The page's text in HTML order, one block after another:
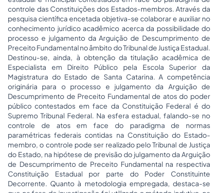
controle das Constituições dos Estados-membros. Através da
pesquisa científica encetada objetiva-se colaborar e auxiliar no
conhecimento jurídico acadêmico acerca da possibilidade do
processo e julgamento da Arguição de Descumprimento de
Preceito Fundamental no âmbito do Tribunal de Justiça Estadual.
Destinou-se, ainda, à obtenção da titulação acadêmica de
Especialista em Direito Público pela Escola Superior da
Magistratura do Estado de Santa Catarina. A competência
originária para o processo e julgamento da Arguição de
Descumprimento de Preceito Fundamental de atos do poder
público contestados em face da Constituição Federal é do
Supremo Tribunal Federal. Na esfera estadual, falando-se no
controle de atos em face do paradigma de normas
paramétricas federais contidas na Constituição do Estado-
membro, o controle pode ser realizado pelo Tribunal de Justiça
do Estado, na hipótese de previsão do julgamento da Arguição
de Descumprimento de Preceito Fundamental na respectiva
Constituição Estadual por parte do Poder Constituinte
Decorrente. Quanto à metodologia empregada, destaca-se